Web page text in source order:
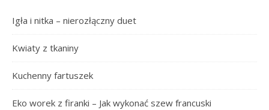
Igła i nitka – nierozłączny duet
Kwiaty z tkaniny
Kuchenny fartuszek
Eko worek z firanki – Jak wykonać szew francuski